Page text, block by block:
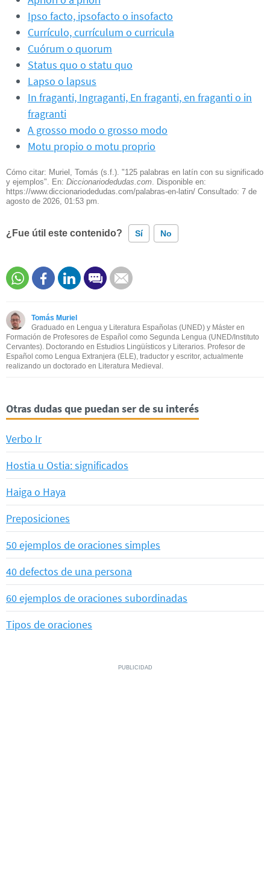
Ipso facto, ipsofacto o insofacto
Currículo, currículum o curricula
Cuórum o quorum
Status quo o statu quo
Lapso o lapsus
In fraganti, Ingraganti, En fraganti, en fraganti o in
fragranti
A grosso modo o grosso modo
Motu propio o motu proprio
Cómo citar: Muriel, Tomás (s.f.). "125 palabras en latín con su significado
y ejemplos". En: Diccionariodedudas.com . Disponible en:
https://www.diccionariodedudas.com/palabras-en-latin/ Consultado: 7 de
agosto de 2026, 01:53 pm.
¿Fue útil este contenido? Sí No
Este contenido contiene información incorrecta
Otro
Tomás Muriel
Graduado en Lengua y Literatura Españolas (UNED) y Máster en
Formación de Profesores de Español como Segunda Lengua (UNED/Instituto
Cervantes). Doctorando en Estudios Lingüísticos y Literarios. Profesor de
Español como Lengua Extranjera (ELE), traductor y escritor, actualmente
realizando un doctorado en Literatura Medieval.
Otras dudas que puedan ser de su interés
Verbo Ir
Hostia u Ostia: significados
Haiga o Haya
Preposiciones
50 ejemplos de oraciones simples
40 defectos de una persona
60 ejemplos de oraciones subordinadas
Tipos de oraciones